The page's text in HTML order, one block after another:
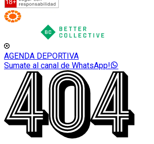
AGENDA DEPORTIVA
Sumate al canal de WhatsApp!